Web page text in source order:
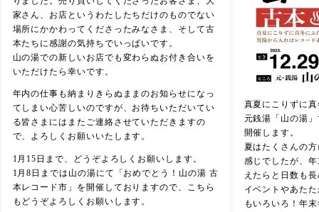
家さん、お店というわたしたちだけのものでない
場所にかかわってくださったみなさま、そして古
本たちに感謝の気持ちでいっぱいです。
山の湯での新しいお店でも変わらぬお付き合いを
いただけたら幸いです。
年内の仕事も納まりきらぬままのお知らせになっ
てしまい心苦しいのですが、お待ちいただいてい
る皆さまにはまたご連絡させていただきますの
で、よろしくお願いいたします。
1月15日まで、どうぞよろしくお願いします。
1月8日までは山の湯にて「おめでとう！山の湯 古
本レコード市」を開催しておりますので、こちら
もどうぞよろしくお願いします。
真夏にこりずに
元銭湯「山の湯
開催します。
夏はたくさんの
感じでしたが、
えたらと日数も
イベントやあた
もいろいろ！年